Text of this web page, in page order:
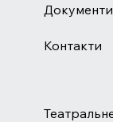
Документи
Контакти